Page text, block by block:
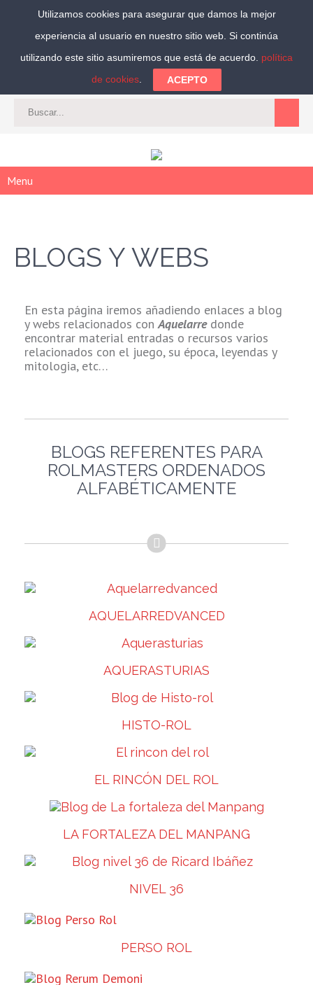
Síguenos:
CAT-ES| ACCEDER | REGISTRARSE
Menu
BLOGS Y WEBS
En esta página iremos añadiendo enlaces a blog
y webs relacionados conAquelarre donde
encontrar material entradas o recursos varios
relacionados con el juego, su época, leyendas y
mitologia, etc…
BLOGS REFERENTES PARA
ROLMASTERS ORDENADOS
ALFABÉTICAMENTE
AQUELARREDVANCED
AQUERASTURIAS
HISTO-ROL
EL RINCÓN DEL ROL
LA FORTALEZA DEL MANPANG
NIVEL 36
PERSO ROL
Utilizamos cookies para asegurar que damos la mejor
experiencia al usuario en nuestro sitio web. Si continúa
utilizando este sitio asumiremos que está de acuerdo. política
de cookies
ACEPTO